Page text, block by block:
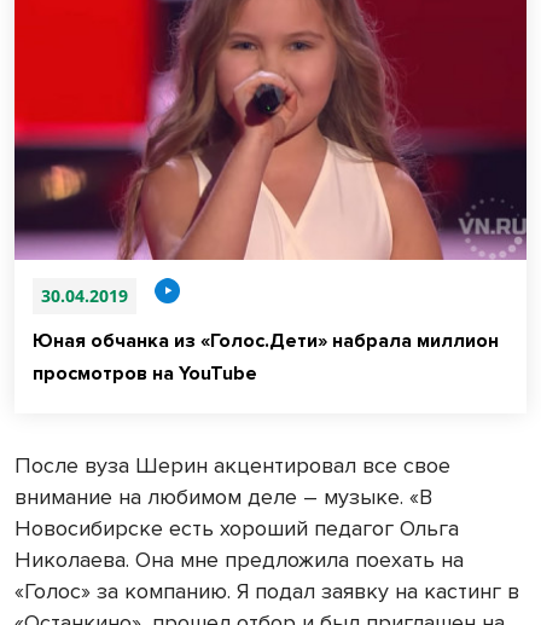
30.04.2019
Юная обчанка из «Голос.Дети» набрала миллион
просмотров на YouTube
После вуза Шерин акцентировал все свое
внимание на любимом деле – музыке. «В
Новосибирске есть хороший педагог Ольга
Николаева. Она мне предложила поехать на
«Голос» за компанию. Я подал заявку на кастинг в